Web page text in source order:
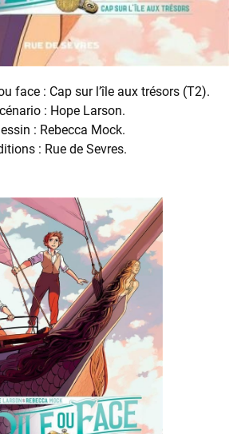
face : Cap sur l’île aux trésors (T2).
: Hope Larson.
: Rebecca Mock.
: Rue de Sevres.